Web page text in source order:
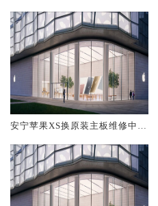
安宁苹果XS换原装主板维修中心